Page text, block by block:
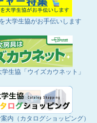
大学生協がお手伝いします
生協「ウイズカウネット」
内（カタログショッピング）